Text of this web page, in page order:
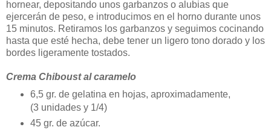
hornear, depositando unos garbanzos o alubias que
ejercerán de peso, e introducimos en el horno durante unos
15 minutos. Retiramos los garbanzos y seguimos cocinando
hasta que esté hecha, debe tener un ligero tono dorado y los
bordes ligeramente tostados.
Crema Chiboust al caramelo
6,5 gr. de gelatina en hojas, aproximadamente,
(3 unidades y 1/4)
45 gr. de azúcar.